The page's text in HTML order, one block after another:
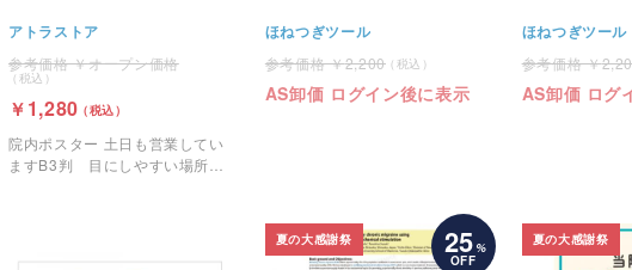
アトラストア
オープン価格
1,280
院内ポスター 土日も営業してい
ますB3判 目にしやすい場所へ
ほねつぎツール
2,200
AS卸価 ログイン後に表示
ほねつぎツール
AS卸価 ログ
夏の大感謝祭 25 %
OFF
夏の大感謝祭